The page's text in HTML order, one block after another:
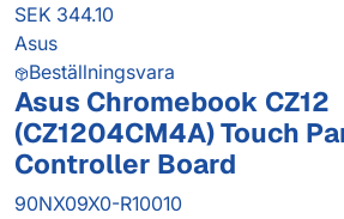
SEK 344.10
Asus
Beställningsvara
Asus Chromebook CZ12
(CZ1204CM4A) Touch
Controller Board
90NX09X0-R10010